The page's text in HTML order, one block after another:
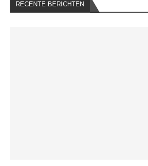
RECENTE BERICHTEN